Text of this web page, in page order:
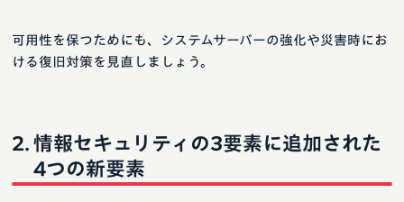
可用性を保つためにも、システムサーバーの強化や災害時にお
ける復旧対策を見直しましょう。
情報セキュリティの3要素に追加された
4つの新要素